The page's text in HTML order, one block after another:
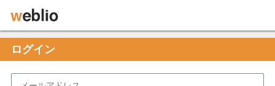
ログイン